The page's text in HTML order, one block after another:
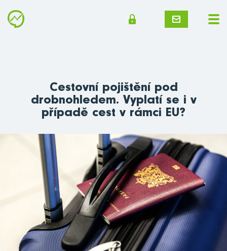
Cestovní pojištění pod
drobnohledem. Vyplatí se i v
případě cest v rámci EU?